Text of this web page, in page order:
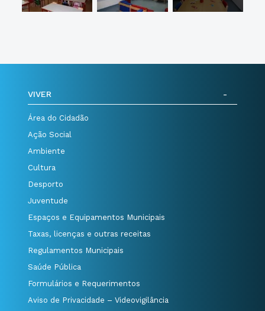
VIVER
Área do Cidadão
Ação Social
Ambiente
Cultura
Desporto
Juventude
Espaços e Equipamentos Municipais
Taxas, licenças e outras receitas
Regulamentos Municipais
Saúde Pública
Formulários e Requerimentos
Aviso de Privacidade – Videovigilância